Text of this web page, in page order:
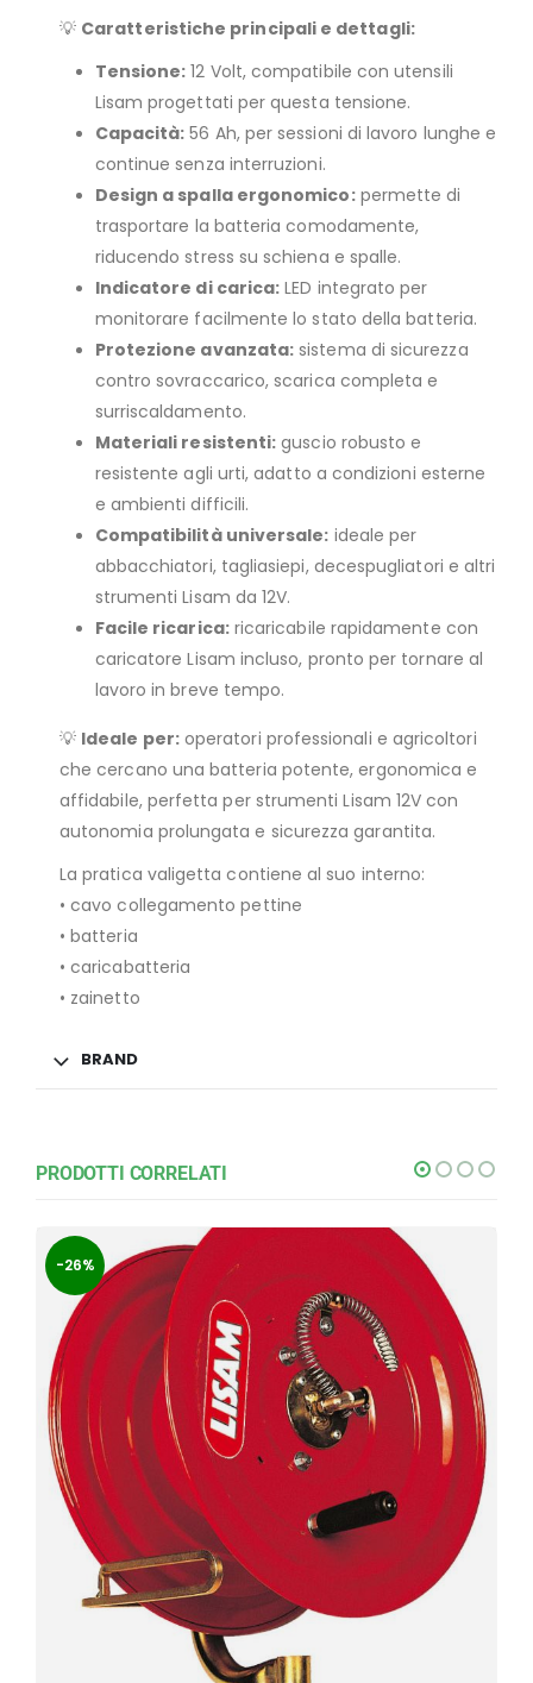
💡 Caratteristiche principali e dettagli:
Tensione: 12 Volt, compatibile con utensili
Lisam progettati per questa tensione.
Capacità: 56 Ah, per sessioni di lavoro lunghe e
continue senza interruzioni.
Design a spalla ergonomico:permette di
trasportare la batteria comodamente,
riducendo stress su schiena e spalle.
Indicatore di carica: LED integrato per
monitorare facilmente lo stato della batteria.
Protezione avanzata: sistema di sicurezza
contro sovraccarico, scarica completa e
surriscaldamento.
Materiali resistenti: guscio robusto e
resistente agli urti, adatto a condizioni esterne
e ambienti difficili.
Compatibilità universale: ideale per
abbacchiatori, tagliasiepi, decespugliatori e altri
strumenti Lisam da 12V.
Facile ricarica:ricaricabile rapidamente con
caricatore Lisam incluso, pronto per tornare al
lavoro in breve tempo.
💡 Ideale per:operatori professionali e agricoltori
che cercano una batteria potente, ergonomica e
affidabile, perfetta per strumenti Lisam 12V con
autonomia prolungata e sicurezza garantita.
La pratica valigetta contiene al suo interno:
• cavo collegamento pettine
• batteria
• caricabatteria
• zainetto
BRAND
PRODOTTI CORRELATI
-26%